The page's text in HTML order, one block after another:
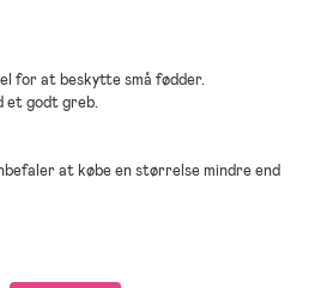
for at beskytte små fødder.
et godt greb.
at købe en størrelse mindre end